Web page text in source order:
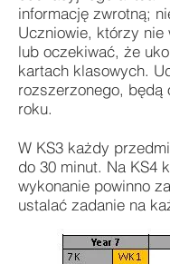
informację zwrotną;
Uczniowie, którzy nie
lub oczekiwać, że
kartach klasowych.
rozszerzonego, będą
roku.
W KS3 każdy
do 30 minut. Na KS4
wykonanie powinno
ustalać zadanie na